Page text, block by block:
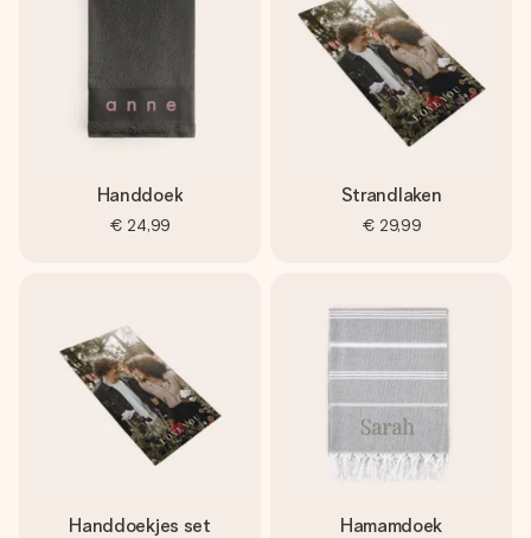
Handdoek
€ 24,99
Strandlaken
€ 29,99
Handdoekjes set Hamamdoek